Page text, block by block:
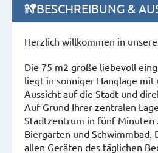
BESCHREIBUNG &
Herzlich willkommen in
Die 75 m2 große liebevoll
liegt in sonniger Hanglage mit
Aussicht auf die Stadt und
Auf Grund Ihrer zentralen
Stadtzentrum in fünf Minuten
Biergarten und Schwimmbad.
allen Geräten des täglichen